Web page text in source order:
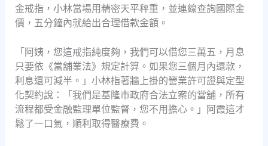
金戒指，小林當場用精密天平秤重，並連線查詢國際金
價，五分鐘內就給出合理借款金額。
「阿姨，您這戒指純度夠，我們可以借您三萬五，月息
只要依《當舖業法》規定計算。如果您三個月內還款，
利息還可減半。」小林指著牆上掛的營業許可證與定型
化契約說：「我們是基隆市政府合法立案的當舖，所有
流程都受金融監理單位監督，您不用擔心。」阿霞這才
鬆了一口氣，順利取得醫療費。